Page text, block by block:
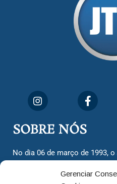
Gerenciar
SOBRE NÓS
No dia 06 de março de 1993,
cidadãos valinhenses, já que